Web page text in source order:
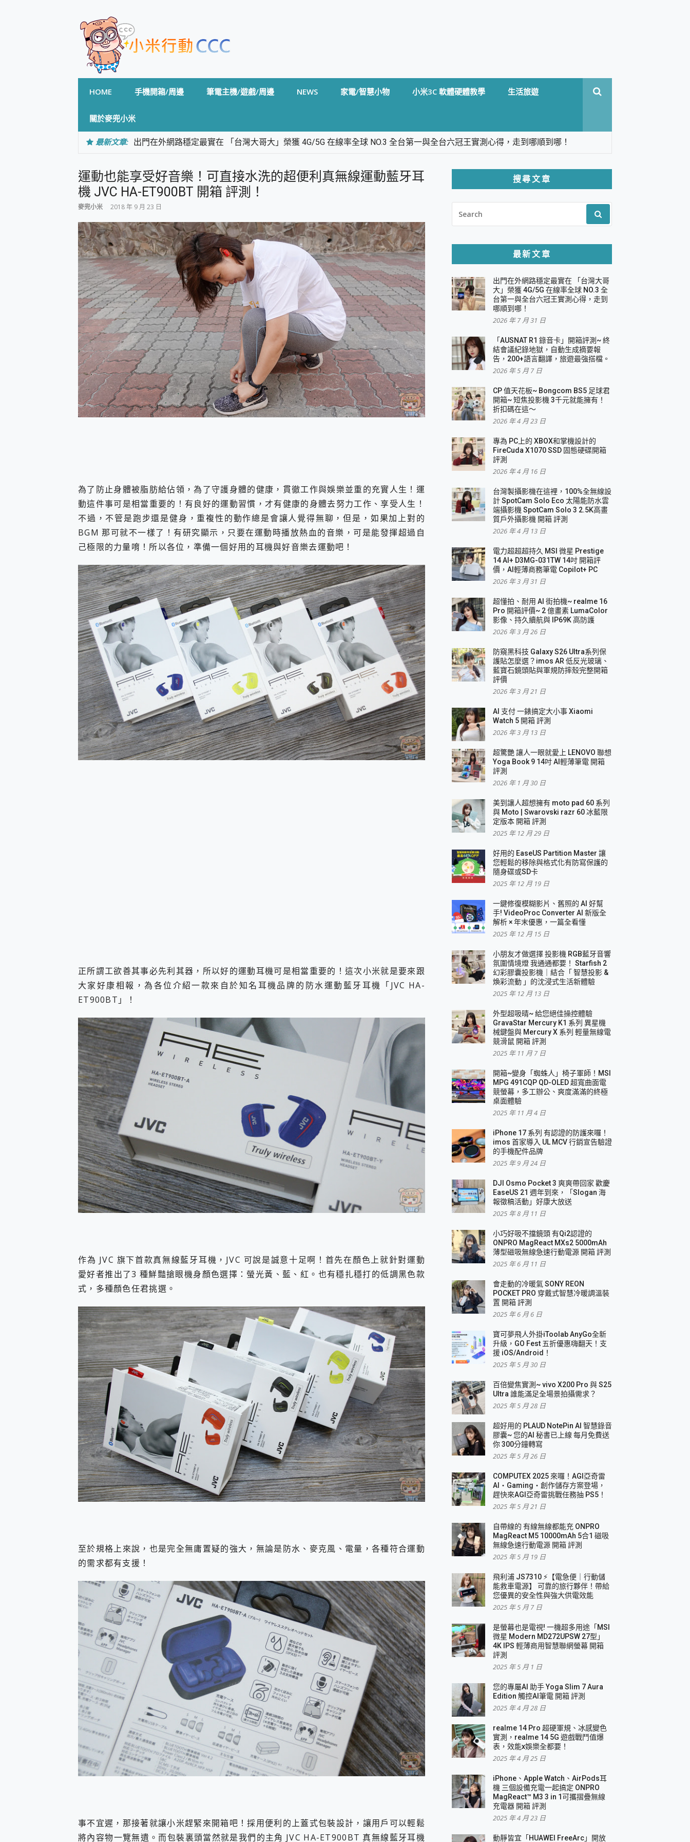
HOME 手機開箱/周邊 筆電主機/遊戲/周邊 NEWS 家電/智慧小物 小米3C 軟體硬體教學 生活旅遊
關於麥兜小米
最新文章: 出門在外網路穩定最實在 「台灣大哥大」榮獲 4G/5G 在線率全球 NO.3 全台第一與全台六冠王實測心得，走到哪順到哪！
專為 PC上的 XBOX和掌機設計的 FireCuda X1070 SSD 固態硬碟開箱 評測
台灣製攝影機在這裡，100%全無線設計 SpotCam Solo Eco 太陽能防水雲端攝影機 SpotCam Solo 3 2.5K高畫質戶外攝影機 開箱 評
測
電力超超超持久 MSI 微星 Prestige 14 AI+ D3MG-031TW 14吋 開箱評價，AI輕薄商務筆電 Copilot+ PC
超懂拍、耐用 AI 街拍機~ realme 16 Pro 開箱評價~ 2 億畫素 LumaColor 影像、持久續航與 IP69K 高防護
防窺黑科技 Galaxy S26 Ultra系列保護貼怎麼選？imos AR 低反光玻璃、藍寶石鏡頭貼與軍規防摔殼完整開箱評價
AI 支付 一錶搞定大小事 Xiaomi Watch 5 開箱 評測
超驚艷 讓人一眼就愛上 LENOVO 聯想 Yoga Book 9 14吋 AI輕薄筆電 開箱 評測
美到讓人超想擁有 moto pad 60 系列 與 Moto | Swarovski razr 60 冰藍限定版本 開箱 評測
好用的 EaseUS Partition Master 讓您輕鬆的移除與格式化有防寫保護的隨身碟或SD卡
一鍵修復模糊影片、舊照的 AI 好幫手! VideoProc Converter AI 新版全解析 × 年末優惠，一篇全看懂
小朋友才做選擇 投影機 RGB藍牙音響 氛圍情境燈 我通通都要！ Starfish 2 幻彩膠囊投影機｜結合「 智慧投影 & 煥彩流動 」的沈浸
式生活新體驗
外型超吸晴~ 給您絕佳操控體驗 GravaStar Mercury K1 系列 異星機械鍵盤與 Mercury X 系列 輕量無線電競滑鼠 開箱 評測
開箱~變身「蜘蛛人」椅子軍師！MSI MPG 491CQP QD-OLED 超寬曲面電競螢幕，多工辦公、爽度滿滿的終極桌面體驗
iPhone 17 系列 有認證的防護來囉！ imos 首家導入 UL MCV 行銷宣告驗證的手機配件品牌
DJI Osmo Pocket 3 爽爽帶回家 歡慶 EaseUS 21 週年到來，「Slogan 海報徵稿活動」好康大放送
小巧好吸不擋鏡頭 有Qi2認證的 ONPRO MagReact MXs2 5000mAh薄型磁吸無線急速行動電源 開箱 評測
會走動的冷暖氣 SONY REON POCKET PRO 穿戴式智慧冷暖調溫裝置 開箱 評測
寶可夢飛人外掛iToolab AnyGo全新升級，GO Fest 五折優惠嗨翻天！支援 iOS/Android！
百倍變焦實測~ vivo X200 Pro 與 S25 Ultra 誰能滿足全場景拍攝需求？
超好用的 PLAUD NotePin AI 智慧錄音膠囊~ 您的AI 秘書已上線 每月免費送你 300分鐘轉寫
COMPUTEX 2025 來囉！AGI亞奇雷 AI・Gaming・創作儲存方案登場，趕快來AGI亞奇雷挑戰任務抽 PS5！
自帶線的 有線無線都能充 ONPRO MagReact M5 10000mAh 5合1 磁吸無線急速行動電源 開箱 評測
飛利浦 JS7310 ⚡【電急便｜行動儲能救車電源】 可靠的旅行夥伴！帶給您優異的安全性與強大供電效能
是螢幕也是電視! 一機超多用途「MSI微星 Modern MD272UPSW 27型」 4K IPS 輕薄商用智慧聯網螢幕 開箱 評測
iPhone、Apple Watch、AirPods耳機 三個設備充電一起搞定 ONPRO MagReact™ M3 3 in 1可攜摺疊無線充電器 開箱 評測
動靜皆宜「HUAWEI FreeArc」開放式耳掛耳機，無感配戴! 超穩超服貼，音質、通話也很優質
好玩好拍 vivo V50 ~ 口袋裡的 Zeiss 潮流攝影棚!
25種洗烘模式一機搞定! Roborock 衣莉莎白 H1 Neo分子篩洗脫烘 AI 滾筒洗衣機
給 MSI Claw 系列電競掌機 最完美的家 MSI Nest Docking Station 掌機專屬擴充底座 開箱 評測
B&O 精品級音響! Home+ 中嘉寬頻 SoundBox 劇院串流盒 開箱 評測
EaseUS Vocal Remover 免費線上去聲器一鍵去除人聲 人聲 音樂分離 2024 消除人聲推薦
3 個超值 MHN 飛人工具分享~~ iToolab AnyGo 魔物獵人 Now飛人 ios教學 不出門也可以到處走
Locawhere AnyTo 寶可夢飛人 AnyTo 不出門也可以飛遍全世界
小體積 40000mAh 超大容量 一次充5個設備 充好充滿 CUKTECH 酷態科 300W 微型充電站 開箱 評測
97.3% 恢復率，資料救援就是這麼簡單 EaseUS Data Recovery Wizard Free 18.0.0 業界最好的資料救援軟體
磁碟系統大風吹 有了 磁碟管理程式 EaseUS Partition Master 就是這麼簡單
全新 SONY Xperia 1 VI 開箱! 相機實測! 長焦覆蓋更遠更清晰、2日長續航、頂尖影音娛樂效能~
Xiaomi 14 Ultra 開箱 評測~ 有深度的 Leica 影像旗艦手機! 加碼小旗艦 Xiaomi 14 開箱 評測
vivo TWS 3e 真無線藍牙耳機智慧降噪升級、音質明亮溫潤，並支援雙設備連接~
MSI Claw 掌機專屬配件包 來囉 完美保護 MSI Claw A1M-026TW 電競掌機
人像旗艦 vivo V30 系列 開箱 評測! 首搭蔡司光學鏡頭、攝影棚級柔光環、拍攝功能最好玩的美拍神機 vivo V30 Pro
多個願望一次滿足 超強散熱 微星 MSI Claw A1M-026TW 電競掌機 開箱 評測
一吸完美對位 擁有超強吸力與超好用的隱磁支架 O-ONE MAG 最會吸的行動電源 開箱 評測
OPPO 哈蘇 300mm 專業增距鏡實測：Find X9 Ultra 光學長焦隨手拍，紀錄生活就是這麼簡單
Motorola edge 70 pro 及 moto g37 power上市，登錄在送飛利浦氣炸鍋
近八千元的 Soundcore Liberty 5 Pro Max，有螢幕的耳機會是智商稅嗎?
ASUS Pad 全面應援 Me Time，加碼愛奇藝黃金雙周卡體驗，專案價最低 NT$0 起
運動也能享受好音樂！可直接水洗的超便利真無線運動藍牙耳
機 JVC HA-ET900BT 開箱 評測！
麥兜小米 2018 年 9 月 23 日
為了防止身體被脂肪給佔領，為了守護身體的健康，貫徹工作與娛樂並重的充實人生！運
動這件事可是相當重要的！有良好的運動習慣，才有健康的身體去努力工作、享受人生！
不過，不管是跑步還是健身，重複性的動作總是會讓人覺得無聊，但是，如果加上對的
BGM 那可就不一樣了！有研究顯示，只要在運動時播放熱血的音樂，可是能發揮超過自
己極限的力量唷！所以各位，準備一個好用的耳機與好音樂去運動吧！
正所謂工欲善其事必先利其器，所以好的運動耳機可是相當重要的！這次小米就是要來跟
大家好康相報，為各位介紹一款來自於知名耳機品牌的防水運動藍牙耳機「JVC HA-
ET900BT」！
作為 JVC 旗下首款真無線藍牙耳機，JVC 可說是誠意十足啊！首先在顏色上就針對運動
愛好者推出了3 種鮮豔搶眼機身顏色選擇：螢光黃、藍、紅。也有穩扎穩打的低調黑色款
式，多種顏色任君挑選。
至於規格上來說，也是完全無庸置疑的強大，無論是防水、麥克風、電量，各種符合運動
的需求都有支援！
事不宜遲，那接著就讓小米趕緊來開箱吧！採用便利的上蓋式包裝設計，讓用戶可以輕鬆
將內容物一覽無遺。而包裝裏頭當然就是我們的主角 JVC HA-ET900BT 真無線藍牙耳機
搜尋文章
FOR:
最新文章
出門在外網路穩定最實在 「台灣大哥
大」榮獲 4G/5G 在線率全球 NO.3 全
台第一與全台六冠王實測心得，走到
哪順到哪！
2026 年 7 月 31 日
「AUSNAT R1 錄音卡」開箱評測~ 終
結會議紀錄地獄，自動生成摘要報
告，200+語言翻譯，旅遊最強搭檔。
2026 年 5 月 7 日
CP 值天花板~ Bongcom BS5 足球君
開箱~ 短焦投影機 3千元就能擁有！
折扣碼在這～
2026 年 4 月 23 日
專為 PC上的 XBOX和掌機設計的
FireCuda X1070 SSD 固態硬碟開箱
評測
2026 年 4 月 16 日
台灣製攝影機在這裡，100%全無線設
計 SpotCam Solo Eco 太陽能防水雲
端攝影機 SpotCam Solo 3 2.5K高畫
質戶外攝影機 開箱 評測
2026 年 4 月 13 日
電力超超超持久 MSI 微星 Prestige
14 AI+ D3MG-031TW 14吋 開箱評
價，AI輕薄商務筆電 Copilot+ PC
2026 年 3 月 31 日
超懂拍、耐用 AI 街拍機~ realme 16
Pro 開箱評價~ 2 億畫素 LumaColor
影像、持久續航與 IP69K 高防護
2026 年 3 月 26 日
防窺黑科技 Galaxy S26 Ultra系列保
護貼怎麼選？imos AR 低反光玻璃、
藍寶石鏡頭貼與軍規防摔殼完整開箱
評價
2026 年 3 月 21 日
AI 支付 一錶搞定大小事 Xiaomi
Watch 5 開箱 評測
2026 年 3 月 13 日
超驚艷 讓人一眼就愛上 LENOVO 聯想
Yoga Book 9 14吋 AI輕薄筆電 開箱
評測
2026 年 1 月 30 日
美到讓人超想擁有 moto pad 60 系列
與 Moto | Swarovski razr 60 冰藍限
定版本 開箱 評測
2025 年 12 月 29 日
好用的 EaseUS Partition Master 讓
您輕鬆的移除與格式化有防寫保護的
隨身碟或SD卡
2025 年 12 月 19 日
一鍵修復模糊影片、舊照的 AI 好幫
手! VideoProc Converter AI 新版全
解析 × 年末優惠，一篇全看懂
2025 年 12 月 15 日
小朋友才做選擇 投影機 RGB藍牙音響
氛圍情境燈 我通通都要！ Starfish 2
幻彩膠囊投影機｜結合「 智慧投影 &
煥彩流動 」的沈浸式生活新體驗
2025 年 12 月 13 日
外型超吸晴~ 給您絕佳操控體驗
GravaStar Mercury K1 系列 異星機
械鍵盤與 Mercury X 系列 輕量無線電
競滑鼠 開箱 評測
2025 年 11 月 7 日
開箱~變身「蜘蛛人」椅子軍師！MSI
MPG 491CQP QD-OLED 超寬曲面電
競螢幕，多工辦公、爽度滿滿的終極
桌面體驗
2025 年 11 月 4 日
iPhone 17 系列 有認證的防護來囉！
imos 首家導入 UL MCV 行銷宣告驗證
的手機配件品牌
2025 年 9 月 24 日
DJI Osmo Pocket 3 爽爽帶回家 歡慶
EaseUS 21 週年到來，「Slogan 海
報徵稿活動」好康大放送
2025 年 8 月 11 日
小巧好吸不擋鏡頭 有Qi2認證的
ONPRO MagReact MXs2 5000mAh
薄型磁吸無線急速行動電源 開箱 評測
2025 年 6 月 11 日
會走動的冷暖氣 SONY REON
POCKET PRO 穿戴式智慧冷暖調溫裝
置 開箱 評測
2025 年 6 月 6 日
寶可夢飛人外掛iToolab AnyGo全新
升級，GO Fest 五折優惠嗨翻天！支
援 iOS/Android！
2025 年 5 月 30 日
百倍變焦實測~ vivo X200 Pro 與 S25
Ultra 誰能滿足全場景拍攝需求？
2025 年 5 月 28 日
超好用的 PLAUD NotePin AI 智慧錄音
膠囊~ 您的AI 秘書已上線 每月免費送
你 300分鐘轉寫
2025 年 5 月 26 日
COMPUTEX 2025 來囉！AGI亞奇雷
AI・Gaming・創作儲存方案登場，
趕快來AGI亞奇雷挑戰任務抽 PS5！
2025 年 5 月 21 日
自帶線的 有線無線都能充 ONPRO
MagReact M5 10000mAh 5合1 磁吸
無線急速行動電源 開箱 評測
2025 年 5 月 19 日
飛利浦 JS7310 ⚡【電急便｜行動儲
能救車電源】 可靠的旅行夥伴！帶給
您優異的安全性與強大供電效能
2025 年 5 月 7 日
是螢幕也是電視! 一機超多用途「MSI
微星 Modern MD272UPSW 27型」
4K IPS 輕薄商用智慧聯網螢幕 開箱
評測
2025 年 5 月 1 日
您的專屬AI 助手 Yoga Slim 7 Aura
Edition 觸控AI筆電 開箱 評測
2025 年 4 月 28 日
realme 14 Pro 超硬軍規、冰感變色
實測，realme 14 5G 遊戲戰鬥值爆
表，效能x娛樂全都要！
2025 年 4 月 25 日
iPhone、Apple Watch、AirPods耳
機 三個設備充電一起搞定 ONPRO
MagReact™ M3 3 in 1可攜摺疊無線
充電器 開箱 評測
2025 年 4 月 23 日
動靜皆宜「HUAWEI FreeArc」開放